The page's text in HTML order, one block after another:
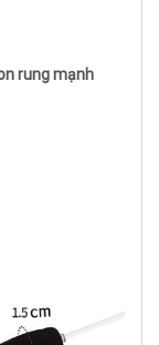
rung mạnh